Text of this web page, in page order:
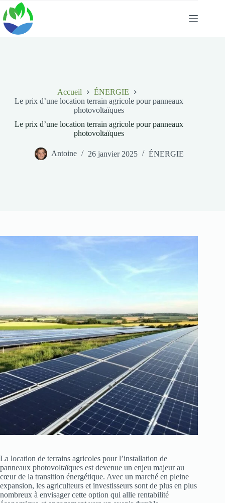
Passer
au
contenu
Accueil
ÉNERGIE
Le prix d’une location terrain agricole pour panneaux
photovoltaïques
Le prix d’une location terrain agricole pour panneaux
photovoltaïques
Antoine 26 janvier 2025 ÉNERGIE
La location de terrains agricoles pour l’installation de
panneaux photovoltaïques est devenue un enjeu majeur au
cœur de la transition énergétique. Avec un marché en pleine
expansion, les agriculteurs et investisseurs sont de plus en plus
nombreux à envisager cette option qui allie rentabilité